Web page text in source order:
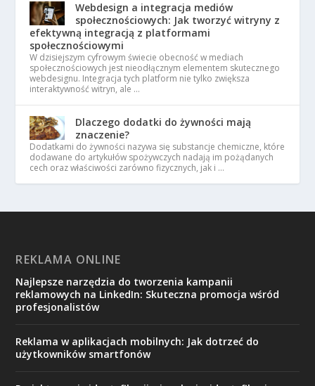
Webdesign a integracja mediów
społecznościowych: Jak tworzyć witryny z
efektywną integracją z platformami
społecznościowymi
W dzisiejszym cyfrowym świecie obecność w mediach
społecznościowych jest nieodłącznym elementem skutecznego
webdesignu. Integracja tych platform nie tylko zwiększa
interaktywność witryn, ale …
Dlaczego dodatki do żywności mają
znaczenie?
Dodatkami do żywności nazywa się substancje chemiczne, które
dodawane do artykułów spożywczych nadają im pożądanych
cech oraz właściwości zarówno fizycznych, jak i …
REKLAMA ONLINE
Najlepsze narzędzia do tworzenia kampanii
reklamowych na LinkedIn: Skuteczna promocja wśród
profesjonalistów
Reklama w aplikacjach mobilnych: Jak dotrzeć do
użytkowników smartfonów